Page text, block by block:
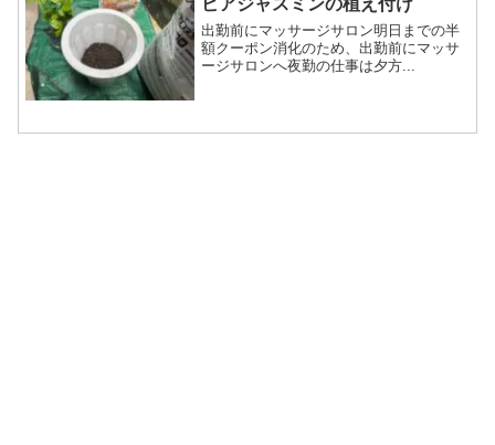
ビアジャスミンの植え付け
出勤前にマッサージサロン明日までの半
額クーポン消化のため、出勤前にマッサ
ージサロンへ夜勤の仕事は夕方...